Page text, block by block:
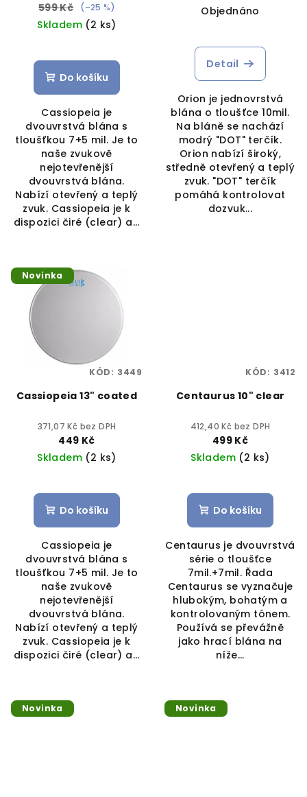
599 Kč
(–25 %)
Skladem (2 ks)
Do košíku
Cassiopeia je
dvouvrstvá blána s
tloušťkou 7+5 mil. Je to
naše zvukově
nejotevřenější
dvouvrstvá blána.
Nabízí otevřený a teplý
zvuk. Cassiopeia je k
dispozici čiré (clear) a...
Objednáno
Detail
Orion je jednovrstvá
blána o tloušťce 10mil.
Na bláně se nachází
modrý "DOT" terčík.
Orion nabízí široký,
středně otevřený a teplý
zvuk. "DOT" terčík
pomáhá kontrolovat
dozvuk...
Novinka
Cassiopeia 13" coated
371,07 Kč bez DPH
449 Kč
Skladem (2 ks)
Do košíku
Cassiopeia je
dvouvrstvá blána s
tloušťkou 7+5 mil. Je to
naše zvukově
nejotevřenější
dvouvrstvá blána.
Nabízí otevřený a teplý
zvuk. Cassiopeia je k
dispozici čiré (clear) a...
KÓD: 3449
Centaurus 10" clear
412,40 Kč bez DPH
499 Kč
Skladem (2 ks)
Do košíku
Centaurus je dvouvrstvá
série o tloušťce
7mil.+7mil. Řada
Centaurus se vyznačuje
hlubokým, bohatým a
kontrolovaným tónem.
Používá se převážně
jako hrací blána na
níže...
KÓD: 3412
Novinka Novinka